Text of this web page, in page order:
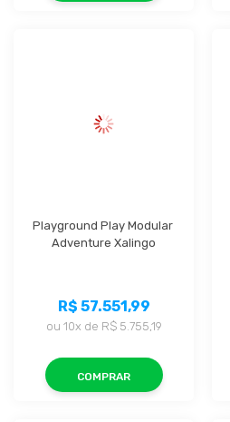
Playground Play Modular
Adventure Xalingo
R$ 57.551,99
ou 10x de R$ 5.755,19
COMPRAR